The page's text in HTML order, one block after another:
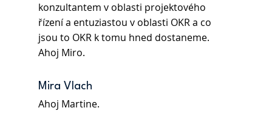
konzultantem v oblasti projektového
řízení a entuziastou v oblasti OKR a co
jsou to OKR k tomu hned dostaneme.
Ahoj Miro.
Mira Vlach
Ahoj Martine.